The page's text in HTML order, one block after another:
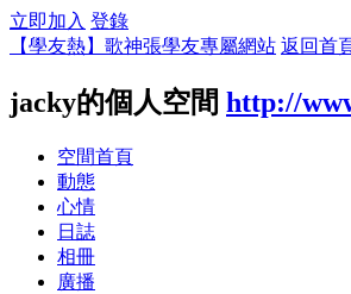
立即加入 登錄
【學友熱】歌神張學友專屬網站 返回首
jacky的個人空間 http://
空間首頁
動態
心情
日誌
相冊
廣播